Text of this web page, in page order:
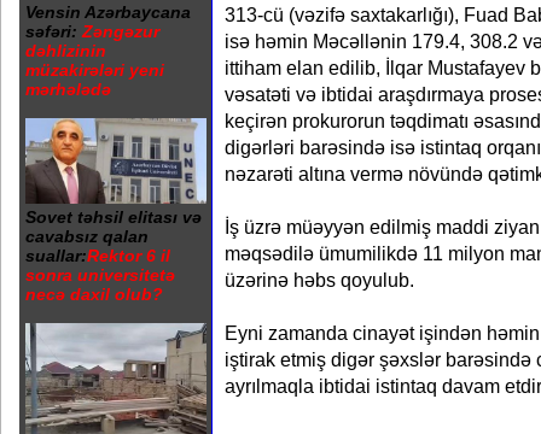
Vensin Azərbaycana
səfəri: Zəngəzur
dəhlizinin
müzakirələri yeni
mərhələdə
Sovet təhsil elitası və
cavabsız qalan
suallar:Rektor 6 il
sonra universitetə
necə daxil olub?
313-cü (vəzifə saxtakarlığı), Fuad
isə həmin Məcəllənin 179.4, 308.2
ittiham elan edilib, İlqar Mustafayev
vəsatəti və ibtidai araşdırmaya
keçirən prokurorun təqdimatı
digərləri barəsində isə istintaq
nəzarəti altına vermə növündə
İş üzrə müəyyən edilmiş maddi
məqsədilə ümumilikdə 11 milyon
üzərinə həbs qoyulub.
Eyni zamanda cinayət işindən
iştirak etmiş digər şəxslər barəsində
ayrılmaqla ibtidai istintaq davam